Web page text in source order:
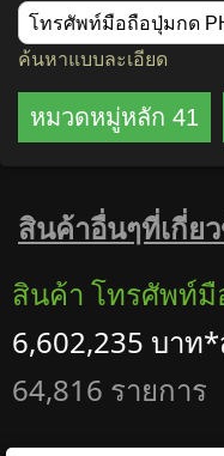
ค้นหาแบบละเอียด
หมวดหมู่หลัก 41
สินค้าอื่นๆที่เกี่ย
สินค้า โทรศัพท์มื
6,602,235 บาท
64,816 รายการ